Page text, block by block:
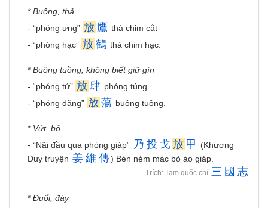
* Buông, thả
- “phóng ưng” 放 鷹 thả chim cắt
- “phóng hạc” 放 鶴 thả chim hạc.
* Buông tuồng, không biết giữ gìn
- “phóng tứ” 放 肆 phóng túng
- “phóng đãng” 放 蕩 buông tuồng.
* Vứt, bỏ
- “Nãi đầu qua phóng giáp” 乃 投 戈 放 甲
(Khương
Duy truyện 姜 維 傳) Bèn ném mác bỏ áo giáp.
Trích: Tam quốc chí 三 國 志
* Đuổi, đày